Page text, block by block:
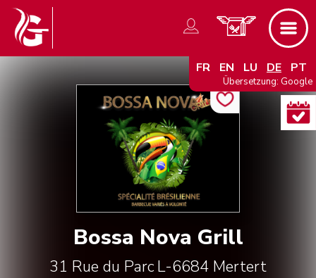
FR EN LU DE PT
Übersetzung: Google
Bossa Nova Grill
31 Rue du Parc L-6684 Mertert